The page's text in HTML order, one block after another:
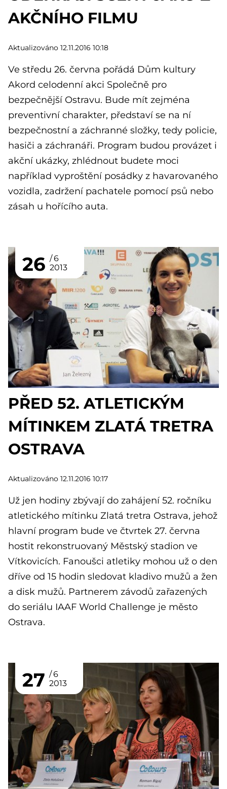
AKČNÍHO FILMU
Aktualizováno 12.11.2016 10:18
Ve středu 26. června pořádá Dům kultury
Akord celodenní akci Společně pro
bezpečnější Ostravu. Bude mít zejména
preventivní charakter, představí se na ní
bezpečnostní a záchranné složky, tedy policie,
hasiči a záchranáři. Program budou provázet i
akční ukázky, zhlédnout budete moci
například vyproštění posádky z havarovaného
vozidla, zadržení pachatele pomocí psů nebo
zásah u hořícího auta.
26
6
2013
PŘED 52. ATLETICKÝM
MÍTINKEM ZLATÁ TRETRA
OSTRAVA
Aktualizováno 12.11.2016 10:17
Už jen hodiny zbývají do zahájení 52. ročníku
atletického mítinku Zlatá tretra Ostrava, jehož
hlavní program bude ve čtvrtek 27. června
hostit rekonstruovaný Městský stadion ve
Vítkovicích. Fanoušci atletiky mohou už o den
dříve od 15 hodin sledovat kladivo mužů a žen
a disk mužů. Partnerem závodů zařazených
do seriálu IAAF World Challenge je město
Ostrava.
27
6
2013